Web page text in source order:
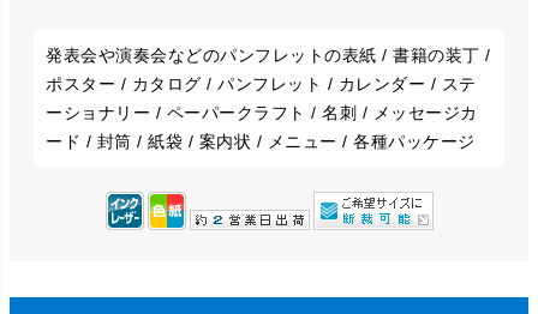
発表会や演奏会などのパンフレットの表紙 / 書籍の装丁 /
ポスター / カタログ / パンフレット / カレンダー / ステ
ーショナリー / ペーパークラフト / 名刺 / メッセージカ
ード / 封筒 / 紙袋 / 案内状 / メニュー / 各種パッケージ